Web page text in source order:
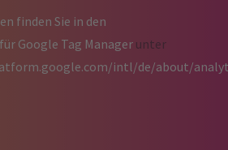
finden Sie in den
Google Tag Manager unter
atform.google.com/intl/de/about/